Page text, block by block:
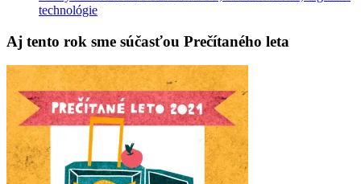
technológie
Aj tento rok sme súčasťou Prečítaného leta